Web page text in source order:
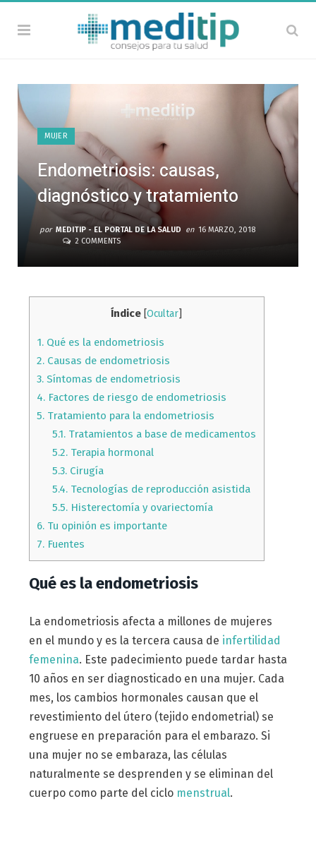
MUJER
Endometriosis: causas,
diagnóstico y tratamiento
por MEDITIP - EL PORTAL DE LA SALUD en 16 MARZO, 2018
2 COMMENTS
Índice [Ocultar]
1.Qué es la endometriosis
2.Causas de endometriosis
3.Síntomas de endometriosis
4.Factores de riesgo de endometriosis
5.Tratamiento para la endometriosis
5.1. Tratamientos a base de medicamentos
5.2. Terapia hormonal
5.3. Cirugía
5.4. Tecnologías de reproducción asistida
5.5. Histerectomía y ovariectomía
6.Tu opinión es importante
7.Fuentes
Qué es la endometriosis
La endometriosis afecta a millones de mujeres
en el mundo y es la tercera causa de infertilidad
femenina. Este padecimiento puede tardar hasta
10 años en ser diagnosticado en una mujer. Cada
mes, los cambios hormonales causan que el
revestimiento del útero (tejido endometrial) se
engruese en preparación para el embarazo. Si
una mujer no se embaraza, las células
naturalmente se desprenden y se eliminan del
cuerpo como parte del ciclo menstrual.